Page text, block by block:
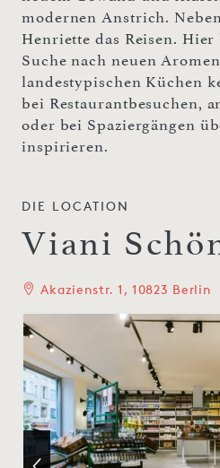
modernen Anstrich.
Henriette das Reisen.
Suche nach neuen
landestypischen Küchen
bei Restaurantbesuchen,
oder bei Spaziergängen
inspirieren.
DIE LOCATION
Viani
Akazienstr. 1, 10823 Berlin